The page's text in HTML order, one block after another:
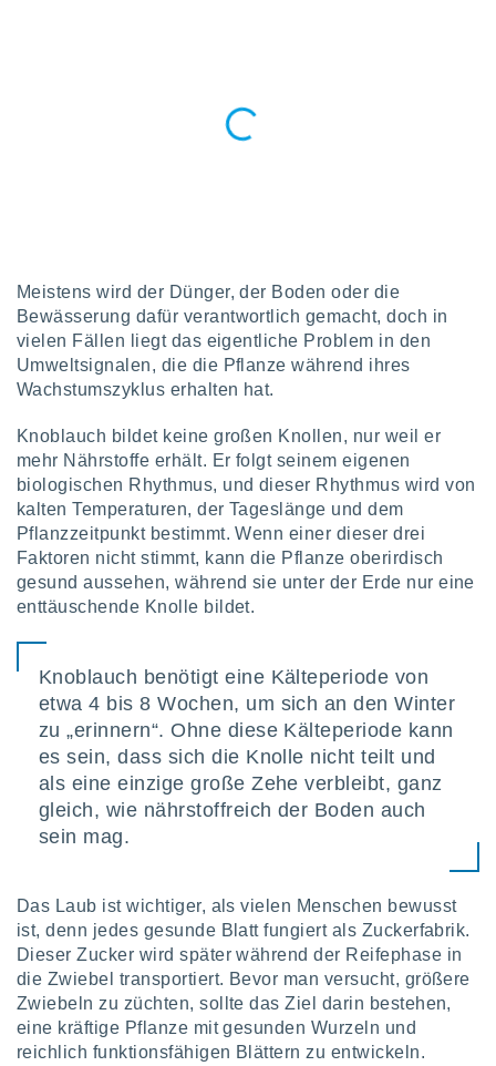
der
In
werden
dass wir
die für die
der
von
nicht
Meistens wird der Dünger, der Boden oder die
Bewässerung dafür verantwortlich gemacht, doch in
vielen Fällen liegt das eigentliche Problem in den
Umweltsignalen, die die Pflanze während ihres
Wachstumszyklus erhalten hat.
Knoblauch bildet keine großen Knollen, nur weil er
mehr Nährstoffe erhält. Er folgt seinem eigenen
biologischen Rhythmus, und dieser Rhythmus wird von
kalten Temperaturen, der Tageslänge und dem
Pflanzzeitpunkt bestimmt. Wenn einer dieser drei
Faktoren nicht stimmt, kann die Pflanze oberirdisch
gesund aussehen, während sie unter der Erde nur eine
enttäuschende Knolle bildet.
Knoblauch benötigt eine Kälteperiode von
etwa 4 bis 8 Wochen, um sich an den Winter
zu „erinnern“. Ohne diese Kälteperiode kann
es sein, dass sich die Knolle nicht teilt und
als eine einzige große Zehe verbleibt, ganz
gleich, wie nährstoffreich der Boden auch
sein mag.
Das Laub ist wichtiger, als vielen Menschen bewusst
ist, denn jedes gesunde Blatt fungiert als Zuckerfabrik.
Dieser Zucker wird später während der Reifephase in
die Zwiebel transportiert. Bevor man versucht, größere
Zwiebeln zu züchten, sollte das Ziel darin bestehen,
eine kräftige Pflanze mit gesunden Wurzeln und
reichlich funktionsfähigen Blättern zu entwickeln.